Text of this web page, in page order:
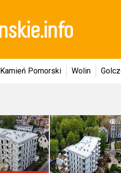
Kamień Pomorski Wolin